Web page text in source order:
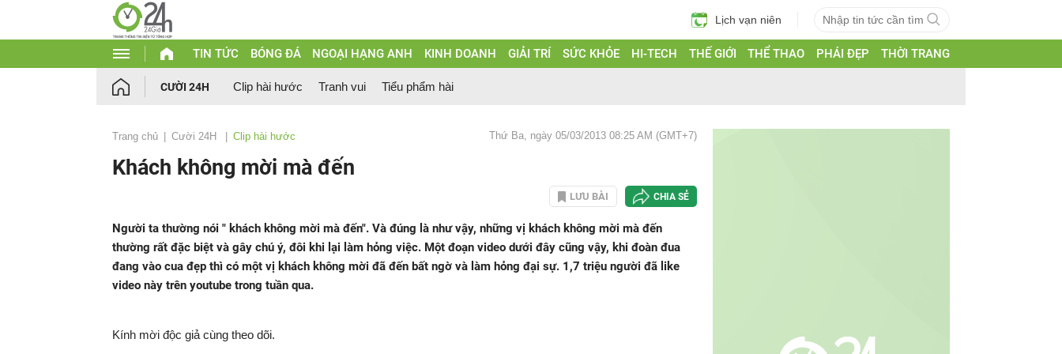
Lịch vạn niên
TIN TỨC BÓNG ĐÁ NGOẠI HẠNG ANH KINH DOANH GIẢI TRÍ SỨC KHỎE HI-TECH THẾ GIỚI THỂ THAO PHÁI ĐẸP THỜI TRANG
CƯỜI 24H Clip hài hước Tranh vui Tiểu phẩm hài
Trang chủ Cười 24H Clip hài hước Thứ Ba, ngày 05/03/2013 08:25 AM (GMT+7)
Khách không mời mà đến
LƯU BÀI CHIA SẺ
Người ta thường nói " khách không mời mà đến". Và đúng là như vậy, những vị khách không mời mà đến
thường rất đặc biệt và gây chú ý, đôi khi lại làm hỏng việc. Một đoạn video dưới đây cũng vậy, khi đoàn đua
đang vào cua đẹp thì có một vị khách không mời đã đến bất ngờ và làm hỏng đại sự. 1,7 triệu người đã like
video này trên youtube trong tuần qua.
Kính mời độc giả cùng theo dõi.